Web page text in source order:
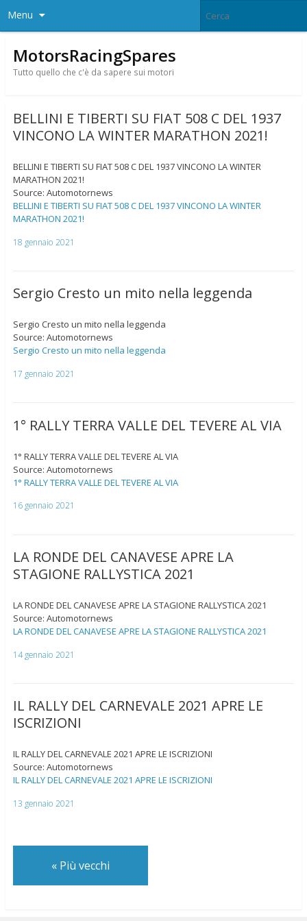
Menu
MotorsRacingSpares
Tutto quello che c'è da sapere sui motori
BELLINI E TIBERTI SU FIAT 508 C DEL 1937
VINCONO LA WINTER MARATHON 2021!
BELLINI E TIBERTI SU FIAT 508 C DEL 1937 VINCONO LA WINTER
MARATHON 2021!
Source: Automotornews
BELLINI E TIBERTI SU FIAT 508 C DEL 1937 VINCONO LA WINTER
MARATHON 2021!
18 gennaio 2021
Sergio Cresto un mito nella leggenda
Sergio Cresto un mito nella leggenda
Source: Automotornews
Sergio Cresto un mito nella leggenda
17 gennaio 2021
1° RALLY TERRA VALLE DEL TEVERE AL VIA
1° RALLY TERRA VALLE DEL TEVERE AL VIA
Source: Automotornews
1° RALLY TERRA VALLE DEL TEVERE AL VIA
16 gennaio 2021
LA RONDE DEL CANAVESE APRE LA
STAGIONE RALLYSTICA 2021
LA RONDE DEL CANAVESE APRE LA STAGIONE RALLYSTICA 2021
Source: Automotornews
LA RONDE DEL CANAVESE APRE LA STAGIONE RALLYSTICA 2021
14 gennaio 2021
IL RALLY DEL CARNEVALE 2021 APRE LE
ISCRIZIONI
IL RALLY DEL CARNEVALE 2021 APRE LE ISCRIZIONI
Source: Automotornews
IL RALLY DEL CARNEVALE 2021 APRE LE ISCRIZIONI
13 gennaio 2021
«Più vecchi